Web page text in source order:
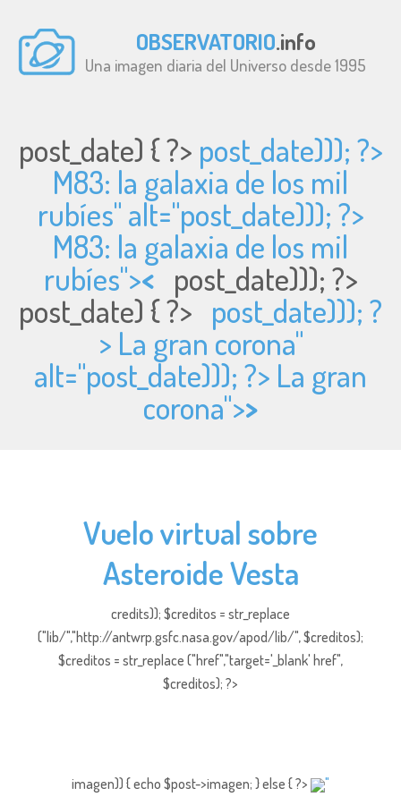
OBSERVATORIO.info
Una imagen diaria del Universo desde 1995
post_date) { ?> post_date))); ?>
M83: la galaxia de los mil
rubíes" alt="post_date))); ?>
M83: la galaxia de los mil
rubíes">< post_date))); ?>
post_date) { ?> post_date))); ?
> La gran corona"
alt="post_date))); ?> La gran
corona">>
Vuelo virtual sobre
Asteroide Vesta
credits)); $creditos = str_replace
("lib/","http://antwrp.gsfc.nasa.gov/apod/lib/", $creditos);
$creditos = str_replace ("href","target='_blank' href",
$creditos); ?>
imagen)) { echo $post->imagen; } else { ?>
"